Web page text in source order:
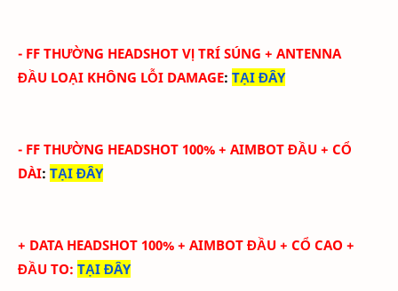
- FF THƯỜNG HEADSHOT VỊ TRÍ SÚNG + ANTENNA
ĐẦU LOẠI KHÔNG LỖI DAMAGE: TẠI ĐÂY
- FF THƯỜNG HEADSHOT 100% + AIMBOT ĐẦU + CỔ
DÀI: TẠI ĐÂY
+ DATA HEADSHOT 100% + AIMBOT ĐẦU + CỔ CAO +
ĐẦU TO: TẠI ĐÂY